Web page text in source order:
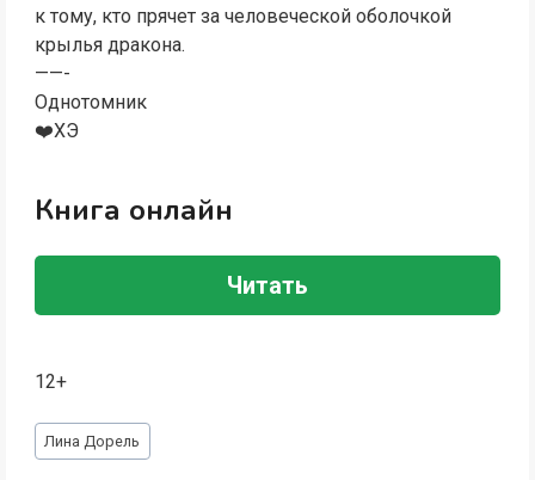
к тому, кто прячет за человеческой оболочкой
крылья дракона.
——-
Однотомник
‍❤️‍ХЭ
Книга онлайн
Читать
12+
Метки
записи:
Лина Дорель